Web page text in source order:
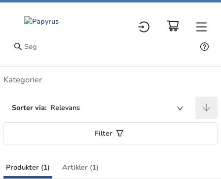
Produkter
Kategorier
Sorter via: Relevans
Filter
Produkter (1) Artikler (1)